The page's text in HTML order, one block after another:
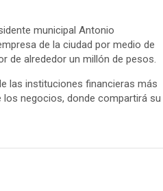
municipal Antonio
de la ciudad por medio de
de alrededor un millón de pesos.
las instituciones financieras más
negocios, donde compartirá su